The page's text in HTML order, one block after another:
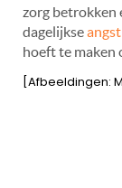
zorg betrokken
dagelijkse
hoeft te maken
[Afbeeldingen: